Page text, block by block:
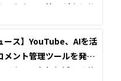
アカウント管理がより分
ース】YouTube、AIを活
メント管理ツールを発
イターの負担軽減とリサ